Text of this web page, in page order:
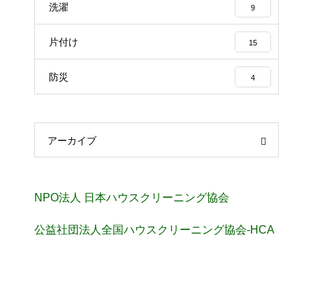
洗濯 9
片付け 15
防災 4
アーカイブ
NPO法人 日本ハウスクリーニング協会
公益社団法人全国ハウスクリーニング協会-HCA